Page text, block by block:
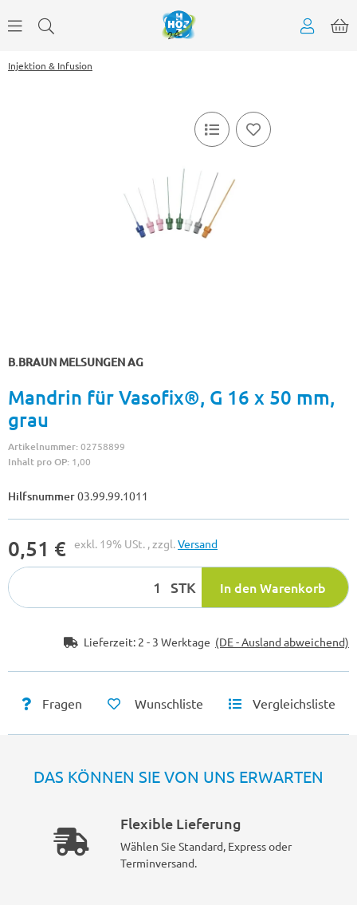
Injektion & Infusion
B.BRAUN MELSUNGEN AG
Mandrin für Vasofix®, G 16 x 50 mm,
grau
Artikelnummer:02758899
Inhalt pro OP: 1,00
Hilfsnummer03.99.99.1011
0,51 € exkl. 19% USt. , zzgl.Versand
STK In den Warenkorb
Lieferzeit: 2 - 3 Werktage (DE - Ausland abweichend)
Fragen Wunschliste Vergleichsliste
DAS KÖNNEN SIE VON UNS ERWARTEN
Flexible Lieferung
Wählen Sie Standard, Express oder
Terminversand.